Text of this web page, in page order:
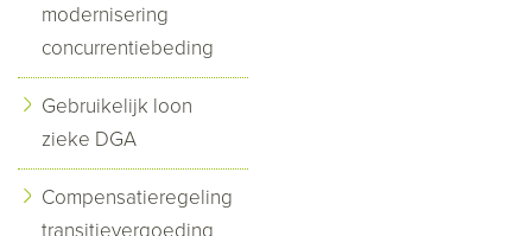
modernisering
concurrentiebeding
Gebruikelijk loon
zieke DGA
Compensatieregeling
transitievergoeding